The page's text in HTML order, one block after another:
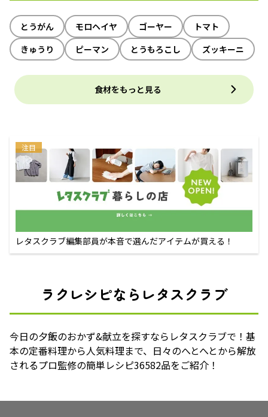
とうがん モロヘイヤ ゴーヤー
トマト
きゅうり
ピーマン とうもろこし ズッキーニ
食材をもっと見る
注目
レタスクラブ編集部員が本音で選んだアイテムが買える！
ラクレシピならレタスクラブ
今日の夕飯のおかず&献立を探すならレタスクラブで！基
本の定番料理から人気料理まで、日々のへとへとから解放
されるプロ監修の簡単レシピ36582品をご紹介！